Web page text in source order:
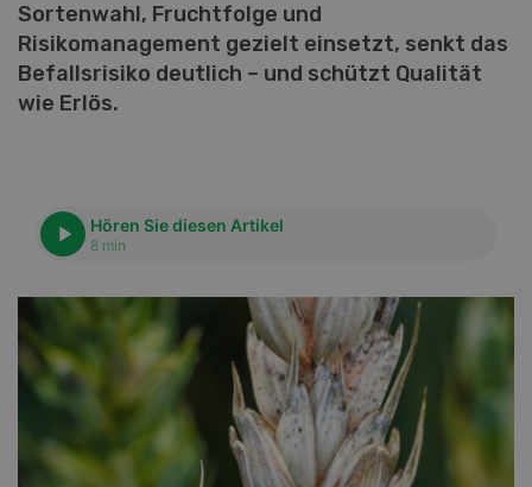
Sortenwahl, Fruchtfolge und
Risikomanagement gezielt einsetzt, senkt das
Befallsrisiko deutlich – und schützt Qualität
wie Erlös.
Hören Sie diesen Artikel
8 min